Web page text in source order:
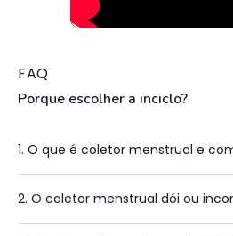
FAQ
Porque escolher a inciclo?
1. O que é coletor menstrual e
2. O coletor menstrual dói ou